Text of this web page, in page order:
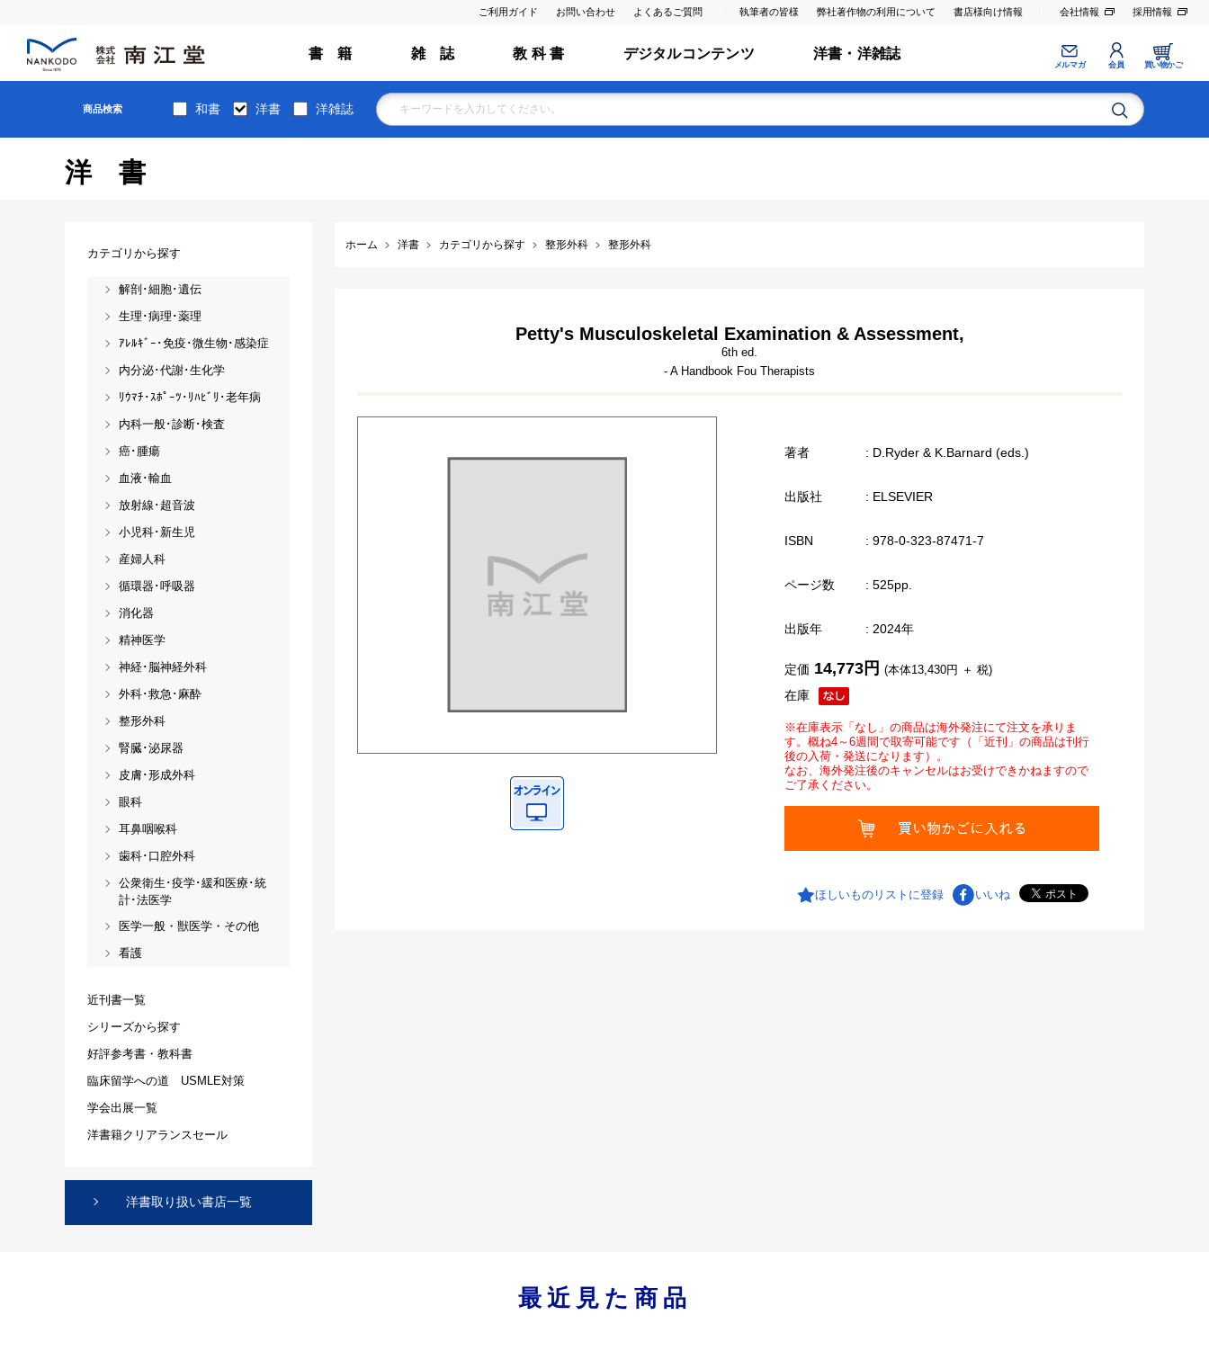
ご利用ガイド お問い合わせ よくあるご質問 執筆者の皆様 弊社著作物の利用について 書店様向け情報 会社情報 採用情報
書 籍 雑 誌 教 科 書 デジタルコンテンツ 洋書・洋雑誌
メルマガ 会員 買い物かご
商品検索 和書 洋書 洋雑誌
洋書
ホーム 洋書 カテゴリから探す 整形外科 整形外科
Petty's Musculoskeletal Examination & Assessment,
6th ed.
- A Handbook Fou Therapists
著者 : D.Ryder & K.Barnard (eds.)
出版社 : ELSEVIER
ISBN : 978-0-323-87471-7
ページ数 : 525pp.
出版年 : 2024年
在庫
定価 14,773円 (本体13,430円 ＋ 税)
※在庫表示「なし」の商品は海外発注にて注文を承りま
す。概ね4～6週間で取寄可能です（「近刊」の商品は刊行
後の入荷・発送になります）。
なお、海外発注後のキャンセルはお受けできかねますので
ご了承ください。
ほしいものリストに登録 いいね
カテゴリから探す
解剖･細胞･遺伝
生理･病理･薬理
ｱﾚﾙｷﾞｰ･免疫･微生物･感染症
内分泌･代謝･生化学
ﾘｳﾏﾁ･ｽﾎﾟｰﾂ･ﾘﾊﾋﾞﾘ･老年病
内科一般･診断･検査
癌･腫瘍
血液･輸血
放射線･超音波
小児科･新生児
産婦人科
循環器･呼吸器
消化器
精神医学
神経･脳神経外科
外科･救急･麻酔
整形外科
腎臓･泌尿器
皮膚･形成外科
眼科
耳鼻咽喉科
歯科･口腔外科
公衆衛生･疫学･緩和医療･統
計･法医学
医学一般・獣医学・その他
看護
近刊書一覧
シリーズから探す
好評参考書・教科書
臨床留学への道 USMLE対策
学会出展一覧
洋書籍クリアランスセール
洋書取り扱い書店一覧
最近見た商品